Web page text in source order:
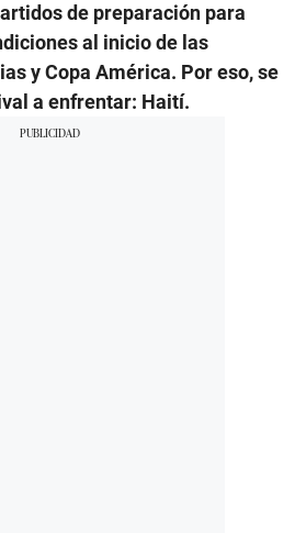
de preparación para
al inicio de las
y Copa América. Por eso, se
a enfrentar: Haití.